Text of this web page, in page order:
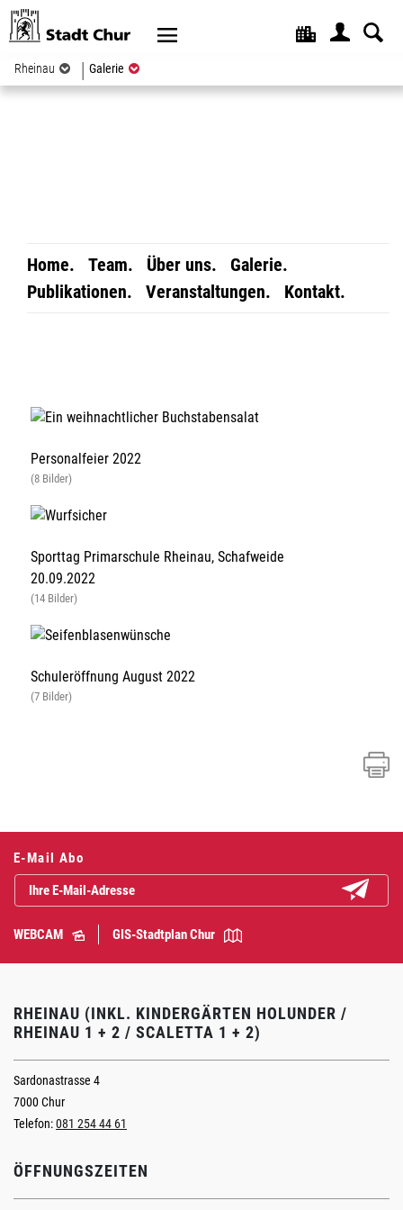
Kopfzeile
Rheinau Galerie (ausgewählt)
Home. Team. Über uns.
Galerie.
Publikationen.
Veranstaltungen. Kontakt.
Personalfeier 2022
(8 Bilder)
Sporttag Primarschule Rheinau, Schafweide
20.09.2022
(14 Bilder)
Schuleröffnung August 2022
(7 Bilder)
E-Mail Abo
WEBCAM GIS-Stadtplan Chur
RHEINAU (INKL. KINDERGÄRTEN HOLUNDER /
RHEINAU 1 + 2 / SCALETTA 1 + 2)
Sardonastrasse 4
7000 Chur
Telefon:081 254 44 61
ÖFFNUNGSZEITEN